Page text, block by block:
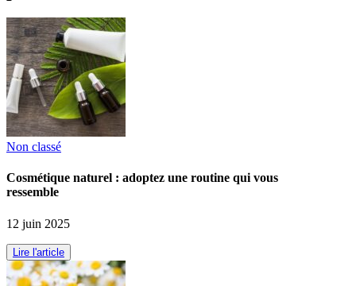
Non classé
Cosmétique naturel : adoptez une routine qui vous
ressemble
12 juin 2025
Lire l'article